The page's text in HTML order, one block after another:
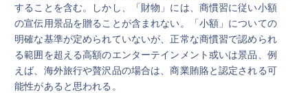
することを含む。しかし、「財物」には、商慣習に従い小額
の宣伝用景品を贈ることが含まれない。「小額」についての
明確な基準が定められていないが、正常な商慣習で認められ
る範囲を超える高額のエンターテインメント或いは景品、例
えば、海外旅行や贅沢品の場合は、商業賄賂と認定される可
能性があると思われる。